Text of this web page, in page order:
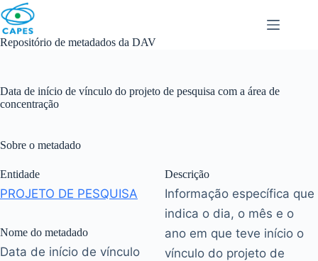
Skip
to
content
Repositório de metadados da DAV
Data de início de vínculo do projeto de pesquisa com a área de
concentração
Sobre o metadado
Entidade
PROJETO DE PESQUISA
Nome do metadado
Data de início de vínculo
Descrição
Informação específica que
indica o dia, o mês e o
ano em que teve início o
vínculo do projeto de